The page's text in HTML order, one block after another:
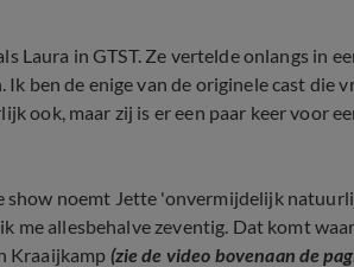
Laura in GTST. Ze vertelde onlangs in
Ik ben de enige van de originele cast die
ook, maar zij is er een paar keer voor
show noemt Jette 'onvermijdelijk
me allesbehalve zeventig. Dat komt
Kraaijkamp (zie de video bovenaan de